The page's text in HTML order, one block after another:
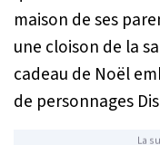
maison de ses
une cloison de la
cadeau de Noël
de personnages
La